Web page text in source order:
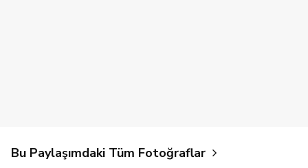
Bu Paylaşımdaki Tüm Fotoğraflar